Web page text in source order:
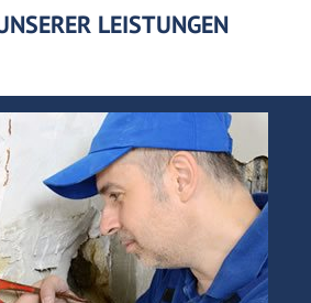
LEISTUNGEN